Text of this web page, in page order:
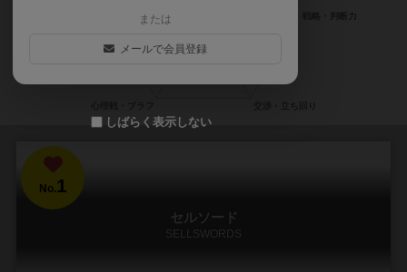
No.1
セルソード
SELLSWORDS
または
メールで会員登録
しばらく表示しない